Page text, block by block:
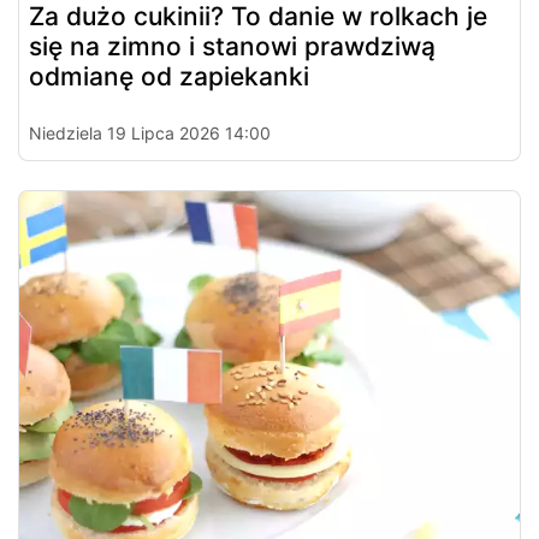
Za dużo cukinii? To danie w rolkach je
się na zimno i stanowi prawdziwą
odmianę od zapiekanki
Niedziela 19 Lipca 2026 14:00